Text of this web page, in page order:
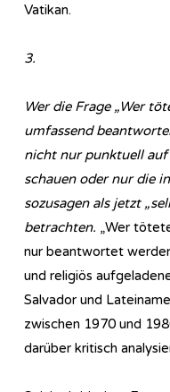
Vatikan.
3.
Wer die Frage „Wer
umfassend
nicht nur punktuell auf
schauen oder nur die
sozusagen als jetzt
betrachten. „Wer
nur beantwortet
und religiös
Salvador und
zwischen 1970 und
darüber kritisch